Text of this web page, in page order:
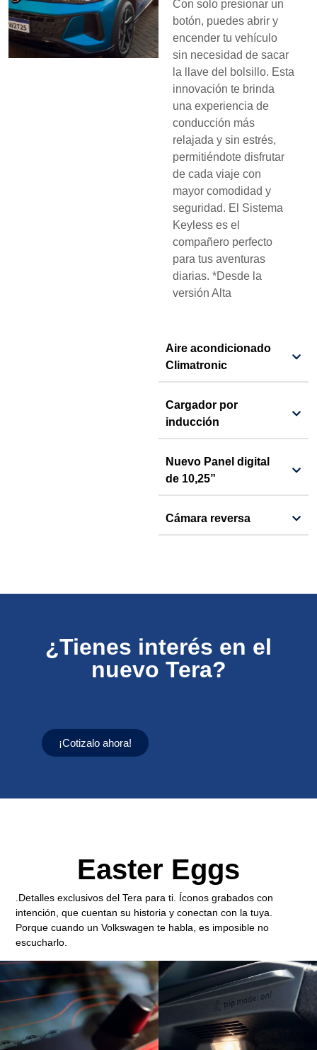
Con solo presionar un
botón, puedes abrir y
encender tu vehículo
sin necesidad de sacar
la llave del bolsillo. Esta
innovación te brinda
una experiencia de
conducción más
relajada y sin estrés,
permitiéndote disfrutar
de cada viaje con
mayor comodidad y
seguridad. El Sistema
Keyless es el
compañero perfecto
para tus aventuras
diarias. *Desde la
versión Alta
Aire acondicionado
Climatronic
Cargador por
inducción
Nuevo Panel digital
de 10,25”
Cámara reversa
¿Tienes interés en el
nuevo Tera?
¡Cotizalo ahora!
Easter Eggs
.Detalles exclusivos del Tera para ti. Íconos grabados con
intención, que cuentan su historia y conectan con la tuya.
Porque cuando un Volkswagen te habla, es imposible no
escucharlo.